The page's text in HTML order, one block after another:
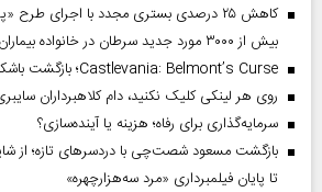
کاهش ۲۵ درصدی بستری مجدد با اجرای طرح
بیش از ۳۰۰۰ مورد جدید سرطان در خانواده بیماران
Castlevania: Belmont’s Curse؛ بازگشت باشکوه شکارچیان خون‌آشام
روی هر لینکی کلیک نکنید، دام کلاهبرداران
سرمایه‌گذاری برای رفاه؛ هزینه یا آینده‌سازی؟
بازگشت مسعود شصت‌چی با دردسر‌های تازه؛ از
تا پایان فیلمبرداری «مرد سه‌هزارچهره»